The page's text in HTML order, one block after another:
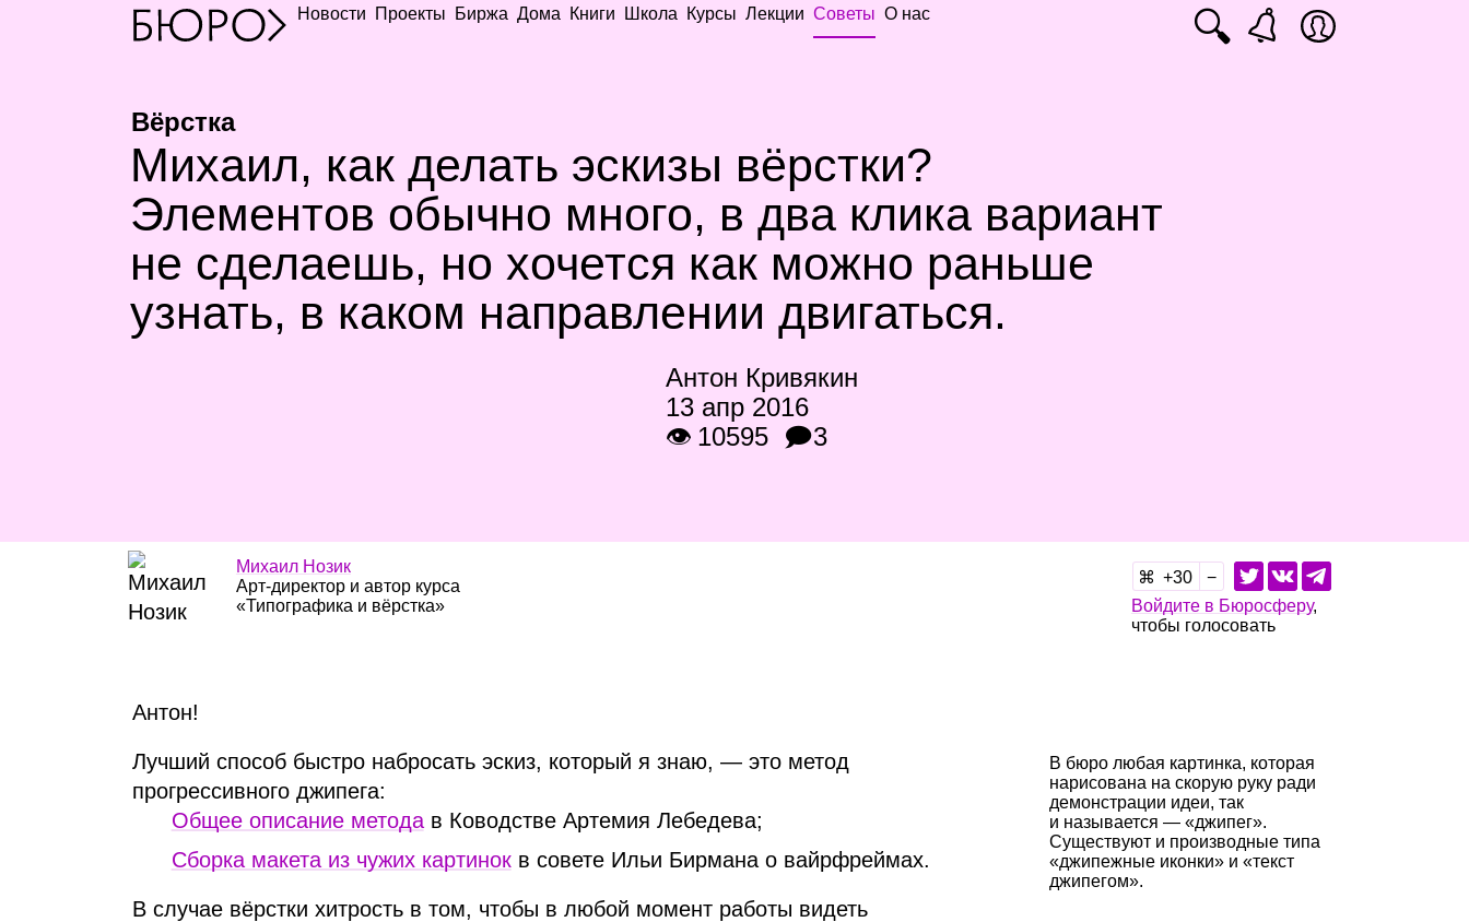
Новости Проекты Биржа Дома Книги Школа Курсы Лекции Советы О нас 🔍
Вёрстка
Михаил, как делать эскизы вёрстки?
Элементов обычно много, в два клика вариант
не сделаешь, но хочется как можно раньше
узнать, в каком направлении двигаться.
Антон Кривякин
13 апр 2016
👁 10595 🗩3
Михаил Нозик
Арт‑директор и автор курса
«Типографика и вёрстка»
30
Войдите в Бюросферу,
чтобы голосовать
Антон!
В бюро любая картинка, которая
нарисована на скорую руку ради
демонстрации идеи, так
и называется — «джипег».
Существуют и производные типа
«джипежные иконки» и «текст
джипегом».
Лучший способ быстро набросать эскиз, который я знаю, — это метод
прогрессивного джипега:
Общее описание методав Ководстве Артемия Лебедева;
Сборка макета из чужих картинокв совете Ильи Бирмана о вайрфреймах.
В случае вёрстки хитрость в том, чтобы в любой момент работы видеть